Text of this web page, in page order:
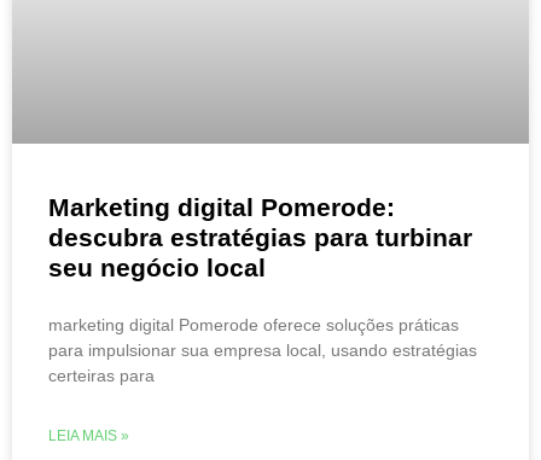
Marketing digital Pomerode:
descubra estratégias para turbinar
seu negócio local
marketing digital Pomerode oferece soluções práticas
para impulsionar sua empresa local, usando estratégias
certeiras para
LEIA MAIS »